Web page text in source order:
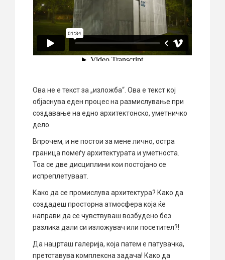
Ова не е текст за „изложба“. Ова е текст кој
објаснува еден процес на размислување при
создавање на едно архитектонско, уметничко
дело.
Впрочем, и не постои за мене лично, остра
граница помеѓу архитектурата и уметноста.
Тоа се две дисциплини кои постојано се
испреплетуваат.
Како да се промислува архитектура? Како да
создадеш просторна атмосфера која ќе
направи да се чувствуваш возбудено без
разлика дали си изложувач или посетител?!
Да нацрташ галерија, која патем е патувачка,
претставува комплексна задача! Како да